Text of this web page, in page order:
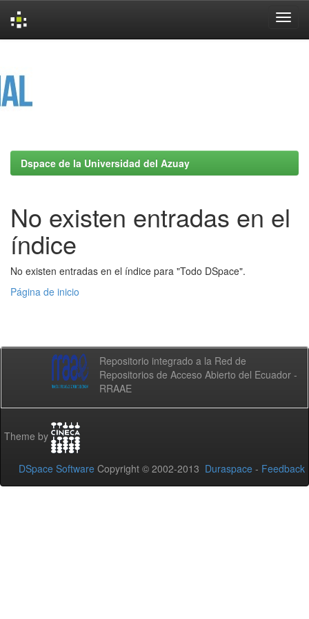
Dspace de la Universidad del Azuay
No existen entradas en el
índice
No existen entradas en el índice para "Todo DSpace".
Página de inicio
Repositorio integrado a la Red de
Repositorios de Acceso Abierto del Ecuador -
RRAAE
Theme by
DSpace Software Copyright © 2002-2013 Duraspace - Feedback